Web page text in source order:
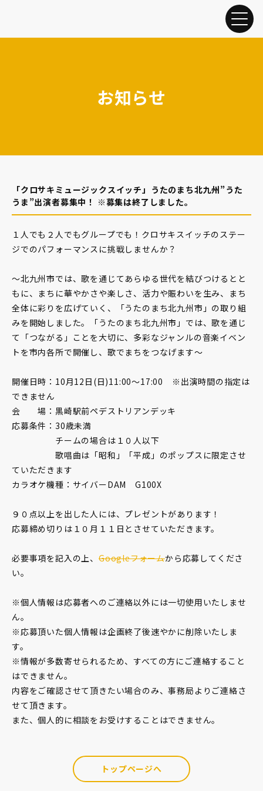
お知らせ
「クロサキミュージックスイッチ」うたのまち北九州”うた
うま”出演者募集中！ ※募集は終了しました。
１人でも２人でもグループでも！クロサキスイッチのステー
ジでのパフォーマンスに挑戦しませんか？
～北九州市では、歌を通じてあらゆる世代を結びつけるとと
もに、まちに華やかさや楽しさ、活力や賑わいを生み、まち
全体に彩りを広げていく、「うたのまち北九州市」の取り組
みを開始しました。「うたのまち北九州市」では、歌を通じ
て「つながる」ことを大切に、多彩なジャンルの音楽イベン
トを市内各所で開催し、歌でまちをつなげます～
開催日時：10月12日(日)11:00～17:00 ※出演時間の指定は
できません
会 場：黒崎駅前ペデストリアンデッキ
応募条件：30歳未満
チームの場合は１０人以下
歌唱曲は「昭和」「平成」のポップスに限定させ
ていただきます
カラオケ機種：サイバーDAM G100X
９０点以上を出した人には、プレゼントがあります！
応募締め切りは１０月１１日とさせていただきます。
必要事項を記入の上、 Googleフォームから応募してくださ
い。
※個人情報は応募者へのご連絡以外には一切使用いたしませ
ん。
※応募頂いた個人情報は企画終了後速やかに削除いたしま
す。
※情報が多数寄せられるため、すべての方にご連絡すること
はできません。
内容をご確認させて頂きたい場合のみ、事務局よりご連絡さ
せて頂きます。
また、個人的に相談をお受けすることはできません。
トップページへ